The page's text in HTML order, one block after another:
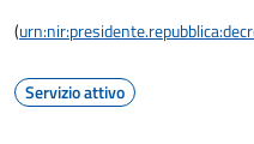
(
Servizio attivo